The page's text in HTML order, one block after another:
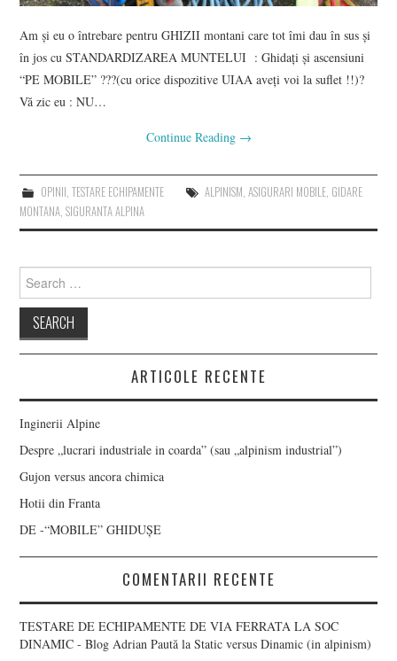
Am și eu o întrebare pentru GHIZII montani care tot îmi dau în sus și
în jos cu STANDARDIZAREA MUNTELUI : Ghidați și ascensiuni
“PE MOBILE” ???(cu orice dispozitive UIAA aveți voi la suflet !!)?
Vă zic eu : NU…
Continue Reading →
OPINII, TESTARE ECHIPAMENTE ALPINISM, ASIGURARI MOBILE, GIDARE
MONTANA,SIGURANTA ALPINA
Search
for:
ARTICOLE RECENTE
Inginerii Alpine
Despre „lucrari industriale in coarda” (sau „alpinism industrial”)
Gujon versus ancora chimica
Hotii din Franta
DE -“MOBILE” GHIDUȘE
COMENTARII RECENTE
TESTARE DE ECHIPAMENTE DE VIA FERRATA LA SOC
DINAMIC - Blog Adrian Paută laStatic versus Dinamic (in alpinism)